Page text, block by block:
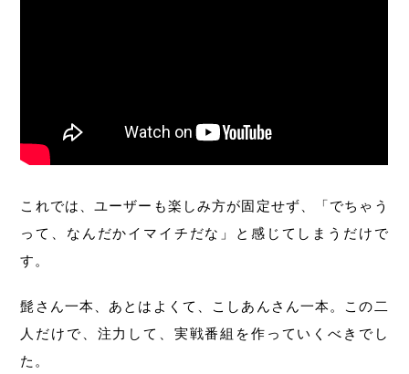
これでは、ユーザーも楽しみ方が固定せず、「でちゃう
って、なんだかイマイチだな」と感じてしまうだけで
す。
髭さん一本、あとはよくて、こしあんさん一本。この二
人だけで、注力して、実戦番組を作っていくべきでし
た。